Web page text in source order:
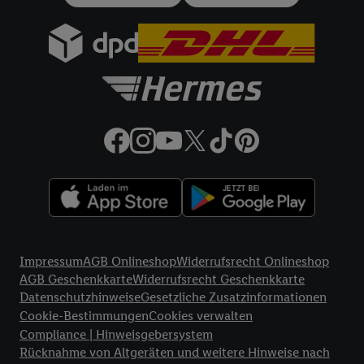
ImpressumAGB OnlineshopWiderrufsrecht Onlineshop
AGB GeschenkkarteWiderrufsrecht Geschenkkarte
DatenschutzhinweiseGesetzliche Zusatzinformationen
Cookie-BestimmungenCookies verwalten
Compliance | Hinweisgebersystem
Rücknahme von Altgeräten und weitere Hinweise nach
Zudem erlauben Sie uns, der Utiq SA/NV („Utiq“) und
IhremTelekommunikationsnetzbetreiber, die Utiq-Technologie
in den Lidl-Diensten einzusetzen. Utiq prüft zunächst anhand
Ihrer IP-Adresse, ob die Technologie für Sie verfügbar ist.
Netzbetreiber weiter, der anhand der IP-Adresse und einer
Kundenkonto-Referenz, wie z.B. Ihrer Mobilfunknummer, eine
verwenden, um Sie wiederzuerkennen und Erkenntnisse über
Ihr Nutzungsverhalten in den Lidl-Diensten zu erfassen.
werden, damit wir Ihnen dort personalisierte Werbung
ausspielen können. Sie können Ihre Einwilligung speziell zur
Nutzung der Utiq-Technologie - zusätzlich zur weiter unten
erläuterten Möglichkeit, Ihre Einwilligung generell zu
widerrufen - jederzeit auch überdas Datenschutzportal von